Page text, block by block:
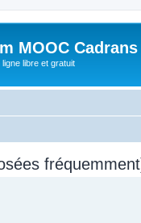
MOOC
libre et gratuit